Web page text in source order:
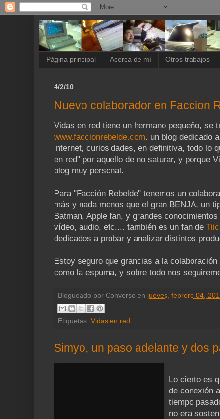
Página principal Acerca de mí Otros trabajos
4/2/10
Nuevo colaborador en Faccion
Vidas en red tiene un hermano pequeño, se
www.faccionrebelde.com, un blog dedicado
internet, curiosidades, en definitiva, todo lo
en red" por aquello de no saturar, y porque
blog muy personal.
Para "Facción Rebelde" tenemos un
más y nada menos que el gran BENJA, un
Batman, Apple fan, y grandes
vídeo, audio, etc.... también es un fan de
dedicados a probar y analizar distintos
Estoy seguro que grancias a la
como la espuma, y sobre todo nos
Blogueado por Converso en jueves, febrero 04,
Etiquetas: Vidas en red
Simyo, un paso adelante y dos
Lo cierto es
de conexión
tiempo
no era